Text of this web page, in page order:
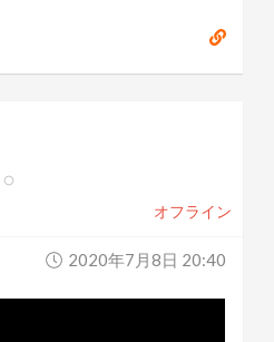
オフライン
2020年7月8日 20:40